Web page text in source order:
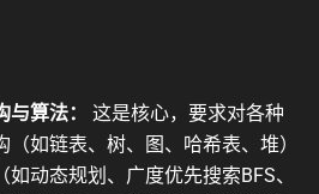
算法：
这是核心，要求对各种
（如链表、树、图、哈希表、堆）
如动态规划、广度优先搜索BFS、